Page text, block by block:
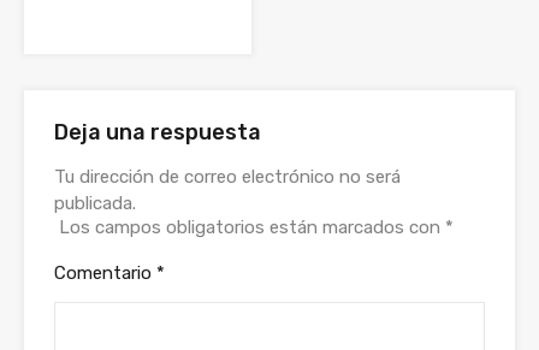
Deja una respuesta
Tu dirección de correo electrónico no será
publicada.
Los campos obligatorios están marcados con *
Comentario *